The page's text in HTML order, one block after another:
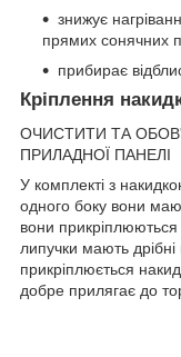
знижує
прямих сонячних
прибирає
Кріплення
ОЧИСТИТИ ТА
ПРИЛАДНОЇ ПАНЕЛІ
У комплекті з
одного боку вони
вони
липучки мають дрібні
прикріплюється
добре прилягає до